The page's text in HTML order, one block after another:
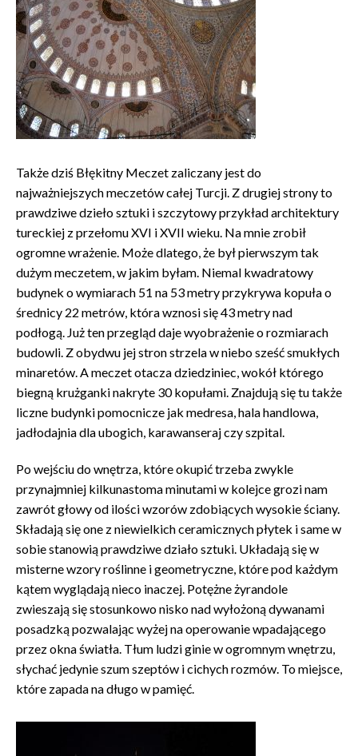
Także dziś Błękitny Meczet zaliczany jest do
najważniejszych meczetów całej Turcji. Z drugiej strony to
prawdziwe dzieło sztuki i szczytowy przykład architektury
tureckiej z przełomu XVI i XVII wieku. Na mnie zrobił
ogromne wrażenie. Może dlatego, że był pierwszym tak
dużym meczetem, w jakim byłam. Niemal kwadratowy
budynek o wymiarach 51 na 53 metry przykrywa kopuła o
średnicy 22 metrów, która wznosi się 43 metry nad
podłogą. Już ten przegląd daje wyobrażenie o rozmiarach
budowli. Z obydwu jej stron strzela w niebo sześć smukłych
minaretów. A meczet otacza dziedziniec, wokół którego
biegną krużganki nakryte 30 kopułami. Znajdują się tu także
liczne budynki pomocnicze jak medresa, hala handlowa,
jadłodajnia dla ubogich, karawanseraj czy szpital.
Po wejściu do wnętrza, które okupić trzeba zwykle
przynajmniej kilkunastoma minutami w kolejce grozi nam
zawrót głowy od ilości wzorów zdobiących wysokie ściany.
Składają się one z niewielkich ceramicznych płytek i same w
sobie stanowią prawdziwe działo sztuki. Układają się w
misterne wzory roślinne i geometryczne, które pod każdym
kątem wyglądają nieco inaczej. Potężne żyrandole
zwieszają się stosunkowo nisko nad wyłożoną dywanami
posadzką pozwalając wyżej na operowanie wpadającego
przez okna światła. Tłum ludzi ginie w ogromnym wnętrzu,
słychać jedynie szum szeptów i cichych rozmów. To miejsce,
które zapada na długo w pamięć.